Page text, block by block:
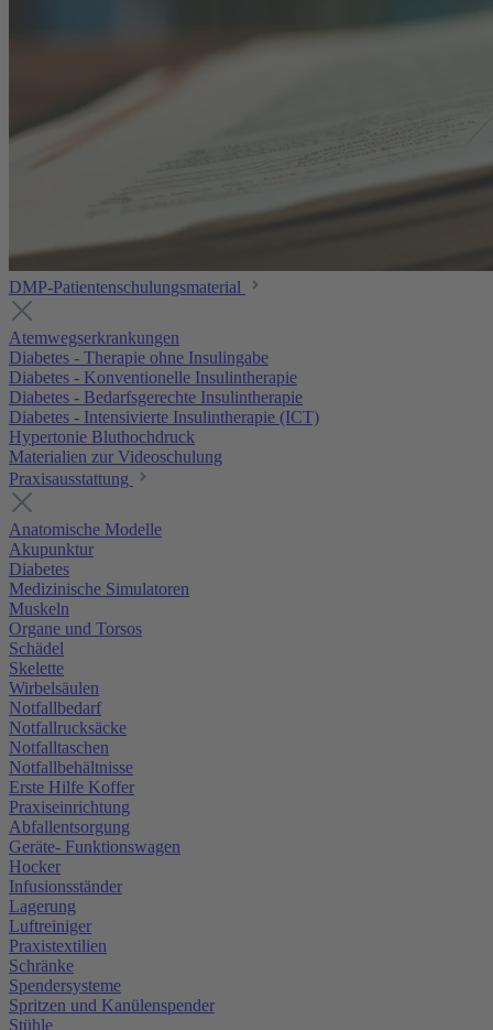
DMP-Patientenschulungsmaterial
Atemwegserkrankungen
Diabetes - Therapie ohne Insulingabe
Diabetes - Konventionelle Insulintherapie
Diabetes - Bedarfsgerechte Insulintherapie
Diabetes - Intensivierte Insulintherapie (ICT)
Hypertonie Bluthochdruck
Materialien zur Videoschulung
Praxisausstattung
Anatomische Modelle
Akupunktur
Diabetes
Medizinische Simulatoren
Muskeln
Organe und Torsos
Schädel
Skelette
Wirbelsäulen
Notfallbedarf
Notfallrucksäcke
Notfalltaschen
Notfallbehältnisse
Erste Hilfe Koffer
Praxiseinrichtung
Abfallentsorgung
Geräte- Funktionswagen
Hocker
Infusionsständer
Lagerung
Luftreiniger
Praxistextilien
Schränke
Spendersysteme
Spritzen und Kanülenspender
Stühle